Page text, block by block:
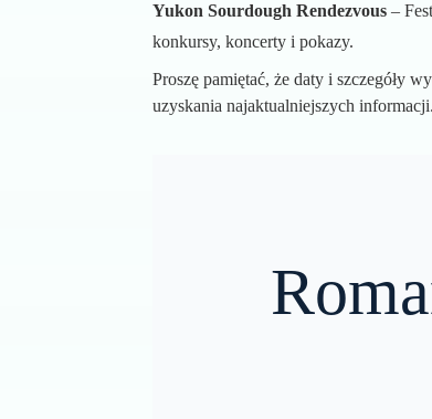
Yukon Sourdough Rendezvous –
konkursy, koncerty i pokazy.
Proszę pamiętać, że daty i szczegóły
uzyskania najaktualniejszych informacji.